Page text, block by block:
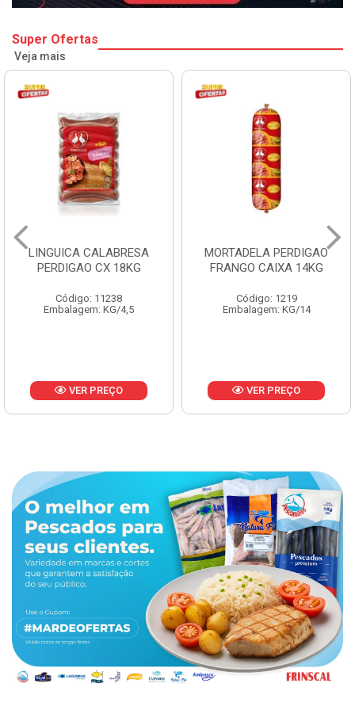
Super Ofertas
Veja mais
LINGUICA CALABRESA
PERDIGAO CX 18KG
Código: 11238
Embalagem: KG/4,5
VER PREÇO
MORTADELA PERDIGAO
FRANGO CAIXA 14KG
Código: 1219
Embalagem: KG/14
VER PREÇO